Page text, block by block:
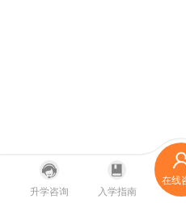
升学咨询 入学指南
在线